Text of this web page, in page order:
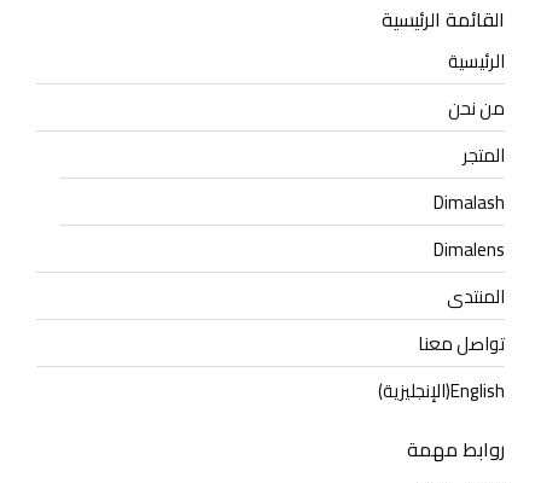
القائمة الرئيسية
الرئيسية
من نحن
المتجر
Dimalash
Dimalens
المنتدى
تواصل معنا
English
(الإنجليزية)
روابط مهمة